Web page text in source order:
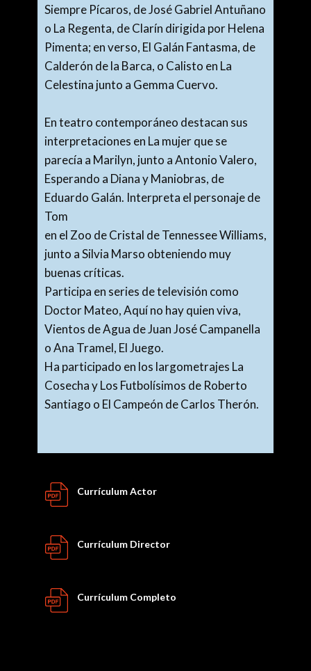
Siempre Pícaros, de José Gabriel Antuñano
o La Regenta, de Clarín dirigida por Helena
Pimenta; en verso, El Galán Fantasma, de
Calderón de la Barca, o Calisto en La
Celestina junto a Gemma Cuervo.
En teatro contemporáneo destacan sus
interpretaciones en La mujer que se
parecía a Marilyn, junto a Antonio Valero,
Esperando a Diana y Maniobras, de
Eduardo Galán. Interpreta el personaje de
Tom
en el Zoo de Cristal de Tennessee Williams,
junto a Silvia Marso obteniendo muy
buenas críticas.
Participa en series de televisión como
Doctor Mateo, Aquí no hay quien viva,
Vientos de Agua de Juan José Campanella
o Ana Tramel, El Juego.
Ha participado en los largometrajes La
Cosecha y Los Futbolísimos de Roberto
Santiago o El Campeón de Carlos Therón.
Currículum Actor
Currículum Director
CurrículumCompleto